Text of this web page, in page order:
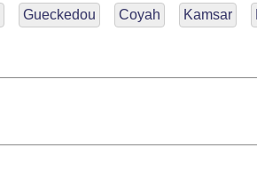
Gueckedou Coyah Kamsar